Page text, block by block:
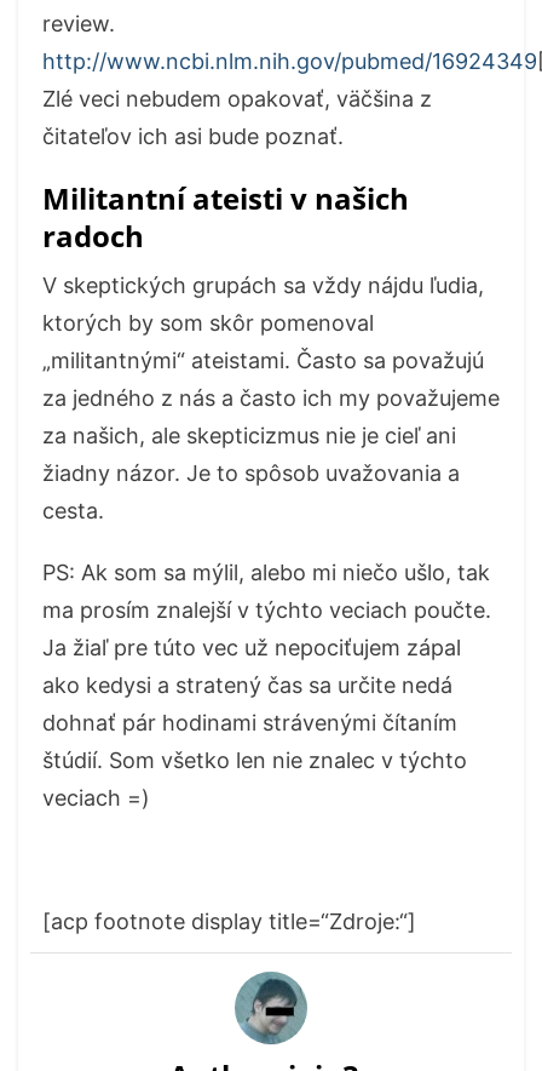
review.
http://www.ncbi.nlm.nih.gov/pubmed/16924349
Zlé veci nebudem opakovať, väčšina z
čitateľov ich asi bude poznať.
Militantní ateisti v našich
radoch
V skeptických grupách sa vždy nájdu ľudia,
ktorých by som skôr pomenoval
„militantnými“ ateistami. Často sa považujú
za jedného z nás a často ich my považujeme
za našich, ale skepticizmus nie je cieľ ani
žiadny názor. Je to spôsob uvažovania a
cesta.
PS: Ak som sa mýlil, alebo mi niečo ušlo, tak
ma prosím znalejší v týchto veciach poučte.
Ja žiaľ pre túto vec už nepociťujem zápal
ako kedysi a stratený čas sa určite nedá
dohnať pár hodinami strávenými čítaním
štúdií. Som všetko len nie znalec v týchto
veciach =)
[acp footnote display title=“Zdroje:“]